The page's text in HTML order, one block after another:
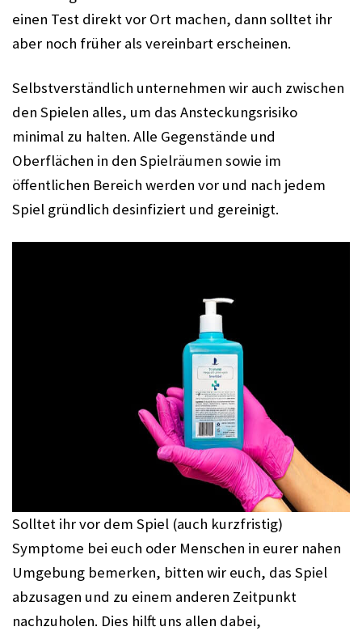
einen Test direkt vor Ort machen, dann solltet ihr
aber noch früher als vereinbart erscheinen.
Selbstverständlich unternehmen wir auch zwischen
den Spielen alles, um das Ansteckungsrisiko
minimal zu halten. Alle Gegenstände und
Oberflächen in den Spielräumen sowie im
öffentlichen Bereich werden vor und nach jedem
Spiel gründlich desinfiziert und gereinigt.
Solltet ihr vor dem Spiel (auch kurzfristig)
Symptome bei euch oder Menschen in eurer nahen
Umgebung bemerken, bitten wir euch, das Spiel
abzusagen und zu einem anderen Zeitpunkt
nachzuholen. Dies hilft uns allen dabei,